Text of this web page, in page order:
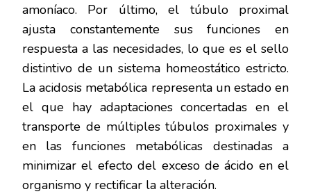
amoníaco. Por último, el túbulo proximal
ajusta constantemente sus funciones en
respuesta a las necesidades, lo que es el sello
distintivo de un sistema homeostático estricto.
La acidosis metabólica representa un estado en
el que hay adaptaciones concertadas en el
transporte de múltiples túbulos proximales y
en las funciones metabólicas destinadas a
minimizar el efecto del exceso de ácido en el
organismo y rectificar la alteración.